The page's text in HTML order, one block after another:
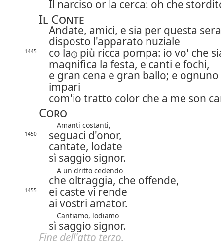
Il narciso or la cerca: oh che
Il Conte
Andate, amici, e sia per questa sera
disposto l'apparato nuziale
1445 co la
più ricca pompa: io vo' che
magnifica la festa, e canti e fochi,
e gran cena e gran ballo; e ognuno
impari
com'io tratto color che a me son
Coro
Amanti costanti,
1450
seguaci d'onor,
cantate, lodate
sì saggio signor.
A un dritto cedendo
che oltraggia, che offende,
1455
ei caste vi rende
ai vostri amator.
Cantiamo, lodiamo
sì saggio signor.
Fine dell'atto terzo.